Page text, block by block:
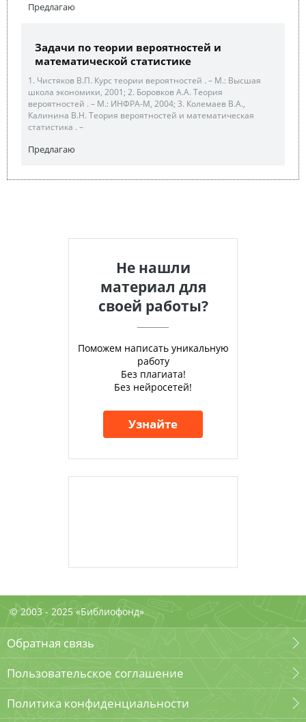
Предлагаю
Задачи по теории вероятностей и
математической статистике
1. Чистяков В.П. Курс теории вероятностей . – М.: Высшая
школа экономики, 2001; 2. Боровков А.А. Теория
вероятностей . – М.: ИНФРА-М, 2004; 3. Колемаев В.А.,
Калинина В.Н. Теория вероятностей и математическая
статистика . –
Предлагаю
Не нашли
материал для
своей работы?
Поможем написать уникальную
работу
Без плагиата!
Без нейросетей!
Узнайте
© 2003 - 2025 «Библиофонд»
Обратная связь
Пользовательское соглашение
Политика конфиденциальности